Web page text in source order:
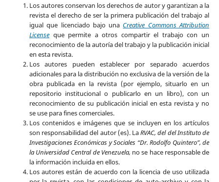
Los autores conservan los derechos de autor y garantizan a la
revista el derecho de ser la primera publicación del trabajo al
igual que licenciado bajo una Creative Commons Attribution
Licenseque permite a otros compartir el trabajo con un
reconocimiento de la autoría del trabajo y la publicación inicial
en esta revista.
Los autores pueden establecer por separado acuerdos
adicionales para la distribución no exclusiva de la versión de la
obra publicada en la revista (por ejemplo, situarlo en un
repositorio institucional o publicarlo en un libro), con un
reconocimiento de su publicación inicial en esta revista y no
se use para fines comerciales.
Los contenidos e imágenes que se incluyen en los artículos
son responsabilidad del autor (es). LaRVAC, del del Instituto de
Investigaciones Económicas y Sociales “Dr. Rodolfo Quintero”, de
la Universidad Central de Venezuela, no se hace responsable de
la información incluida en ellos.
Los autores están de acuerdo con la licencia de uso utilizada